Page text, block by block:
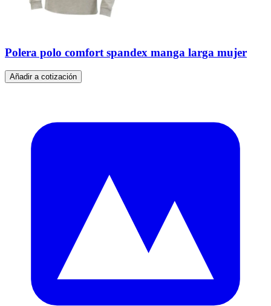
Polera polo comfort spandex manga larga mujer
Añadir a cotización